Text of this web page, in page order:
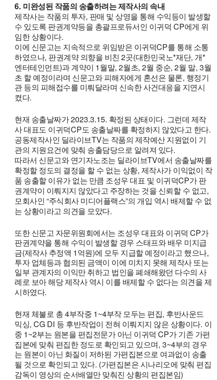
6. 미완성된 작품의 송출하려는 제작사의 속내
제작사는 작품의 투자, 판매 및 상영을 통해 수익등이 발생할
수 있도록 판권계약등을 총괄프로듀서인 이귀덕 CP에게 위
임한 상황이다.
이에 신문고는 지속적으로 위임받은 이귀덕CP를 통해 소통
하였으나, 판권계약 의향을 비친 2곳(대한민국노*재단, 개*
엔터테인먼트)과 계약이 1 월말, 2월초, 2월 중순, 2월 말, 3월
초 할 예정이라며 신문고와 피해자에게 혼선은 물론, 행정기
관 등의 피해접수를 미뤄달라며 신속한 사건대응을 지연시
켰다.
현재 송출날짜가2023.3.15. 확정된 상태이다. 그런데 제작
사 대표도 이귀덕CP 도 송출날짜를 확정하지 않았다고 한다.
공동제작사인 딜라이브TV는 작품의 제작예산 지원없이 기
관의 지원요건에 맞춰 송출담당으로 알려져 있다.
따라서 신문고와 연기자노조는 딜라이브TV에서 송출날짜를
확정할 정도의 결정을 할 수 없는 상황, 제작사가 이익없이 작
품 송출할 이유가 없는 만큼 조성우 대표 및 이귀덕CP가 판
권계약이 이뤄지지 않았다고 주장하는 것을 신뢰할 수 없고,
모회사인 “주식회사 미디어플랙스”의 개입 역시 배제할 수 없
는 상황이라고 의견을 모았다.
또한 신문고 자문위원회에서는 조성우 대표와 이귀덕 CP가
판권계약을 통해 수익이 발생할 경우 스태프와 배우 미지급
금(제작사 추정액 1 억원)에 모두 지급할 예정이라고 했으나,
투자 업체등과 협의된 금액이 이에 미치지 못해 제작사 또는
일부 관계자의 이익만 취하고 법인을 폐쇄해왔던 다수의 사
례로 보아 해당 제작사 역시 이를 배제할 수 없다는 의견을 제
시하였다.
현재 체불로 총 4부작중 1~4부작 모두는 편집, 후반사운드
믹싱, CG DI 등 후반작업이 전혀 이뤄지지 않은 상황이다. 이
중 1~2부는 원본을 편집전문가 아닌 이귀덕 CP가 기존 가편
집본에 맞춰 편집한 정도로 확인되고 있으며 , 3~4부의 경우
는 원본이 아닌 화질이 저하된 가편집본으로 여과없이 송출
될 것으로 확인되고 있다. (가편집본은 시나리오에 맞춰 편집
감독이 영상의 순서배열만 맞춰진 상황의 편집본임)